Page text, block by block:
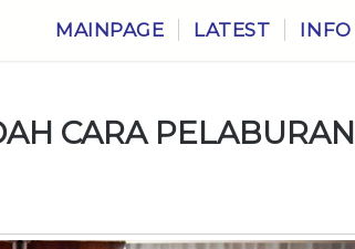
MAINPAGE LATEST INFO
CARA PELABURAN